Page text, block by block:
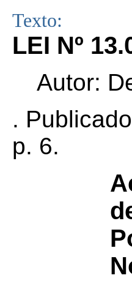
Texto:
LEI Nº
Autor:
.
p. 6.